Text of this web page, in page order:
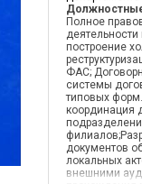
Полное
построение
ФАС;
системы
типовых
координация
документов
локальных
внешними